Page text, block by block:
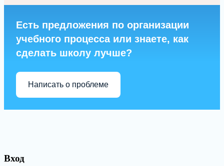
Есть предложения по организации
учебного процесса или знаете, как
сделать школу лучше?
Написать о проблеме
Вход